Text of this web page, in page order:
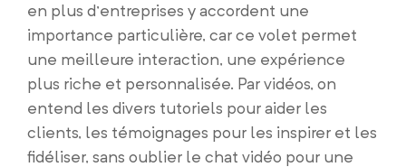
en plus d’entreprises y accordent une
importance particulière, car ce volet permet
une meilleure interaction, une expérience
plus riche et personnalisée. Par vidéos, on
entend les divers tutoriels pour aider les
clients, les témoignages pour les inspirer et les
fidéliser, sans oublier le chat vidéo pour une